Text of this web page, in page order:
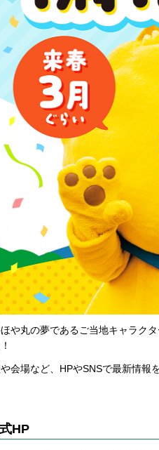
や丸の夢であるご当地キャラク
会場など、HPやSNSで最新情報
HP